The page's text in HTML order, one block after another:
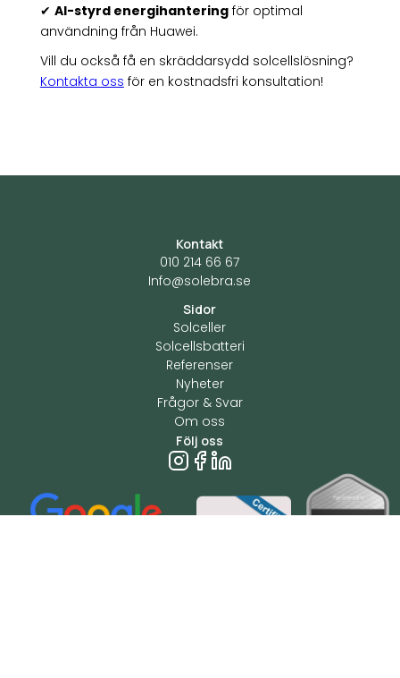
✔ AI-styrd energihanteringför optimal
användning från Huawei.
Vill du också få en skräddarsydd solcellslösning?
Kontakta oss för en kostnadsfri konsultation!
Kontakt
010 214 66 67
Info@solebra.se
Sidor
Solceller
Solcellsbatteri
Referenser
Nyheter
Frågor & Svar
Om oss
Följ oss